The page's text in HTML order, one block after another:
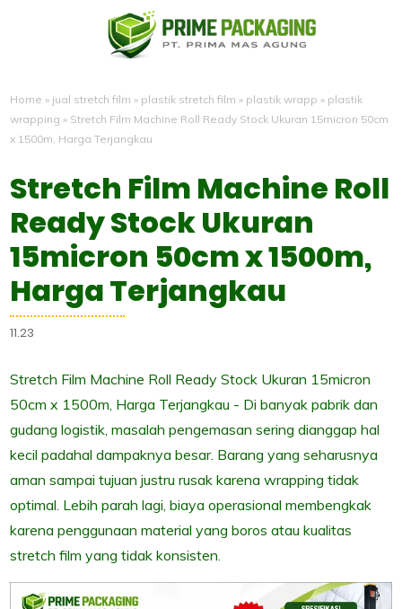
Home » jual stretch film » plastik stretch film » plastik wrapp » plastik
wrapping » Stretch Film Machine Roll Ready Stock Ukuran 15micron 50cm
x 1500m, Harga Terjangkau
Stretch Film Machine Roll
Ready Stock Ukuran
15micron 50cm x 1500m,
Harga Terjangkau
11.23
Stretch Film Machine Roll Ready Stock Ukuran 15micron
50cm x 1500m, Harga Terjangkau - Di banyak pabrik dan
gudang logistik, masalah pengemasan sering dianggap hal
kecil padahal dampaknya besar. Barang yang seharusnya
aman sampai tujuan justru rusak karena wrapping tidak
optimal. Lebih parah lagi, biaya operasional membengkak
karena penggunaan material yang boros atau kualitas
stretch film yang tidak konsisten.